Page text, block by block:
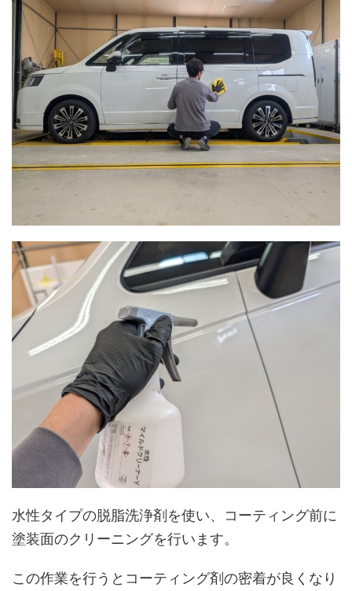
水性タイプの脱脂洗浄剤を使い、コーティング前に
塗装面のクリーニングを行います。
この作業を行うとコーティング剤の密着が良くなり